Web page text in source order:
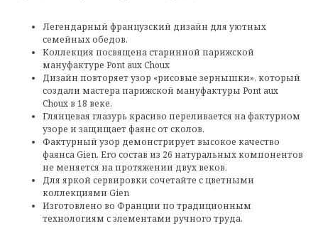
Легендарный французский дизайн для уютных
семейных обедов.
Коллекция посвящена старинной парижской
мануфактуре Pont aux Choux
Дизайн повторяет узор «рисовые зернышки», который
создали мастера парижской мануфактуры Pont aux
Choux в 18 веке.
Глянцевая глазурь красиво переливается на фактурном
узоре и защищает фаянс от сколов.
Фактурный узор демонстрирует высокое качество
фаянса Gien. Его состав из 26 натуральных компонентов
не меняется на протяжении двух веков.
Для яркой сервировки сочетайте с цветными
коллекциями Gien
Изготовлено во Франции по традиционным
технологиям с элементами ручного труда.